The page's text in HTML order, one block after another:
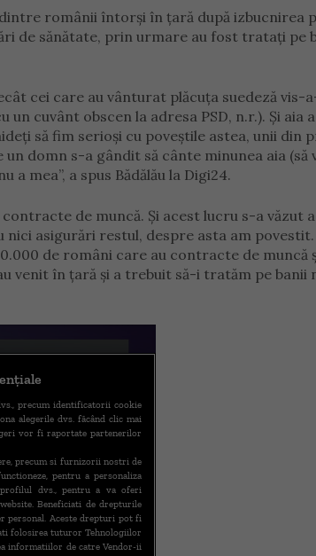
românii întorși în țară după izbucnirea
de sănătate, prin urmare au fost tratați pe
cei care au vânturat plăcuța suedeză vis-
cuvânt obscen la adresa PSD, n.r.). Și aia
să fim serioși cu poveștile astea, unii din
domn s-a gândit să cânte minunea aia (să
a mea”, a spus Bădălău la Digi24.
de muncă. Și acest lucru s-a văzut
nici asigurări restul, despre asta am
de români care au contracte de muncă
venit în țară și a trebuit să-i tratăm pe banii